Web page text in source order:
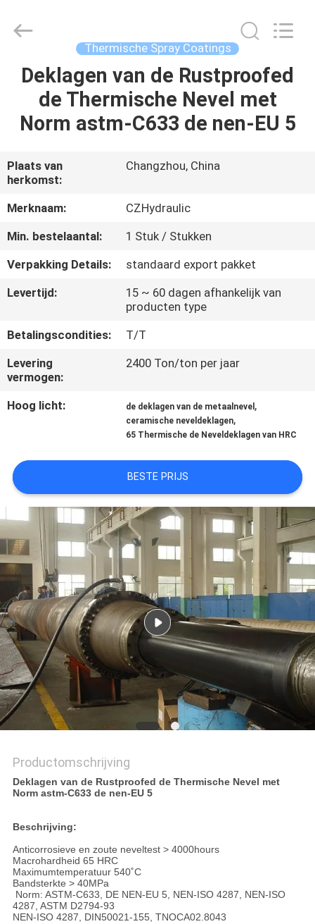
THUIS
PRODUCTEN
VIDEO'S
OVER
ONS
KWALITEITSCONTROLE
NEEM
MET
OP
VRAAG
EEN
OFFERTE
SITEMAP
PRIVACYBELEID
EQUIPMENT
CO.,LTD.
Thermische Spray Coatings
Deklagen van de Rustproofed
de Thermische Nevel met
Norm astm-C633 de nen-EU 5
Plaats van
herkomst:
Changzhou, China
Merknaam:
CZHydraulic
Min. bestelaantal:
1 Stuk / Stukken
Verpakking Details:
standaard export pakket
Levertijd:
15 ~ 60 dagen afhankelijk van
producten type
Betalingscondities:
T/T
Levering
vermogen:
2400 Ton/ton per jaar
Hoog licht: de deklagen van de metaalnevel ,
ceramische neveldeklagen,
65 Thermische de Neveldeklagen van HRC
BESTE PRIJS
Productomschrijving
Deklagen van de Rustproofed de Thermische Nevel met
Norm astm-C633 de nen-EU 5
Beschrijving:
Anticorrosieve en zoute neveltest > 4000hours
Macrohardheid 65 HRC
Maximumtemperatuur 540˚C
Bandsterkte > 40MPa
Norm: ASTM-C633, DE NEN-EU 5, NEN-ISO 4287, NEN-ISO
4287, ASTM D2794-93
NEN-ISO 4287, DIN50021-155, TNOCA02.8043